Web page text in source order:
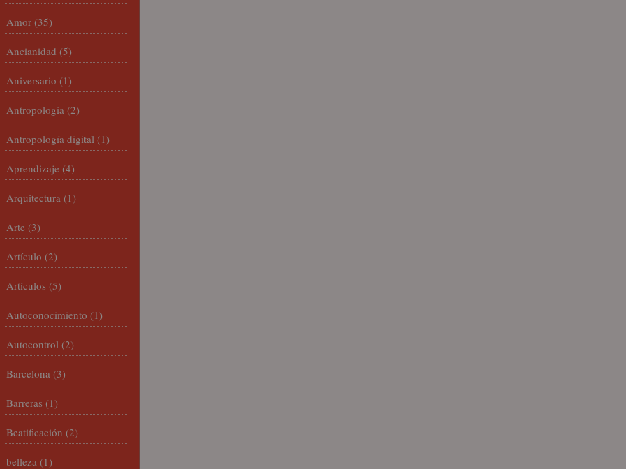
Amor (35)
Ancianidad (5)
Aniversario (1)
Antropología (2)
Antropología digital (1)
Aprendizaje (4)
Arquitectura (1)
Arte (3)
Artículo (2)
Artículos (5)
Autoconocimiento (1)
Autocontrol (2)
Barcelona (3)
Barreras (1)
Beatificación (2)
belleza (1)